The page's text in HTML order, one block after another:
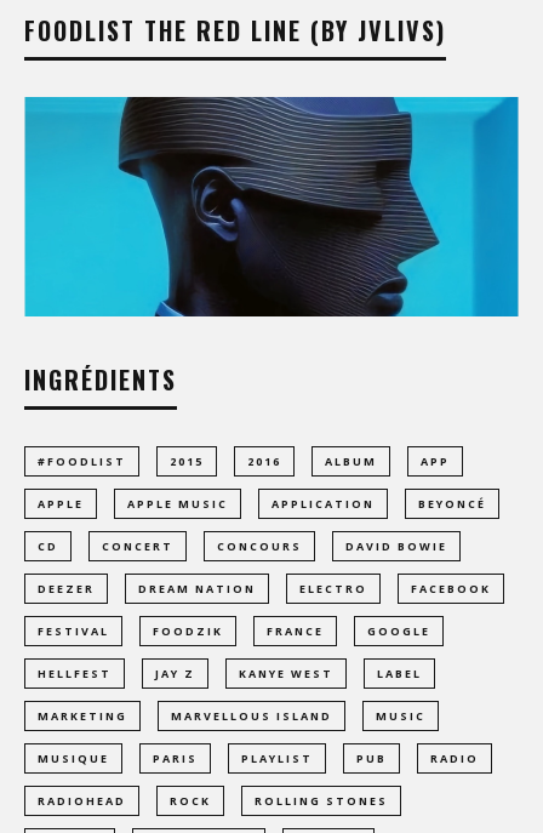
FOODLIST THE RED LINE (BY JVLIVS)
INGRÉDIENTS
#FOODLIST 2015 2016 ALBUM APP
APPLE APPLE MUSIC APPLICATION BEYONCÉ
CD CONCERT CONCOURS DAVID BOWIE
DEEZER DREAM NATION ELECTRO FACEBOOK
FESTIVAL FOODZIK FRANCE GOOGLE
HELLFEST JAY Z KANYE WEST LABEL
MARKETING MARVELLOUS ISLAND MUSIC
MUSIQUE PARIS PLAYLIST PUB RADIO
RADIOHEAD ROCK ROLLING STONES